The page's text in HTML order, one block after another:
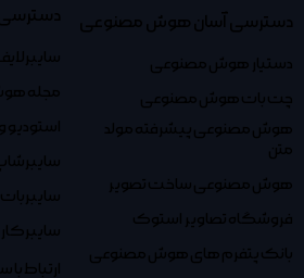
دسترسی آسان هوش مصنوعی
دستیار هوش مصنوعی
چت بات هوش مصنوعی
هوش مصنوعی پیشرفته مولد
متن
هوش مصنوعی ساخت تصویر
فروشگاه تصاویر استوک
بانک پتفرم های هوش مصنوعی
دسترسی
مجله
استودیو
سایبربات
سایبرکار
ارتباط با